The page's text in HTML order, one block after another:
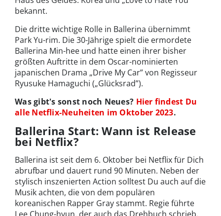
bekannt.
Die dritte wichtige Rolle in Ballerina übernimmt
Park Yu-rim. Die 30-Jährige spielt die ermordete
Ballerina Min-hee und hatte einen ihrer bisher
größten Auftritte in dem Oscar-nominierten
japanischen Drama „Drive My Car” von Regisseur
Ryusuke Hamaguchi („Glücksrad”).
Was gibt's sonst noch Neues? Hier findest Du
alle Netflix-Neuheiten im Oktober 2023.
Ballerina Start: Wann ist Release
bei Netflix?
Ballerina ist seit dem 6. Oktober bei Netflix für Dich
abrufbar und dauert rund 90 Minuten. Neben der
stylisch inszenierten Action solltest Du auch auf die
Musik achten, die von dem populären
koreanischen Rapper Gray stammt. Regie führte